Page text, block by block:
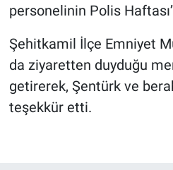
personelinin Polis
Şehitkamil İlçe Emniyet
da ziyaretten duyduğu
getirerek, Şentürk ve
teşekkür etti.